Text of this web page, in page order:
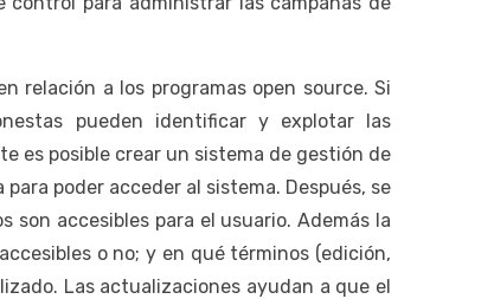
relación a los programas open source. Si
pueden identificar y explotar las
es posible crear un sistema de gestión de
poder acceder al sistema. Después, se
accesibles para el usuario. Además la
o no; y en qué términos (edición,
Las actualizaciones ayudan a que el